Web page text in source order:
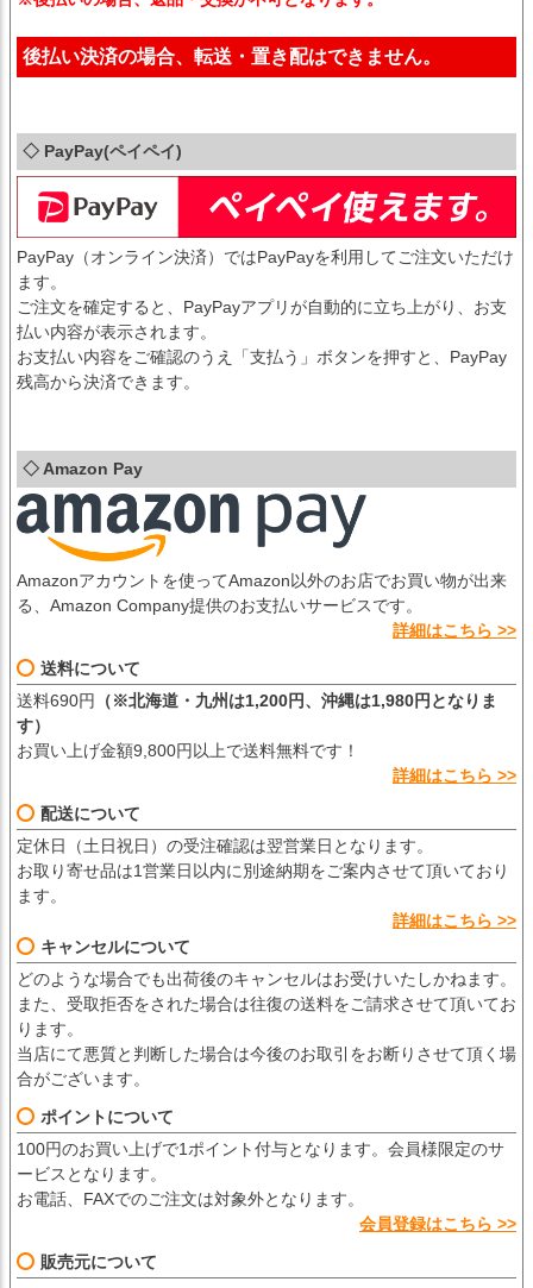
後払い決済の場合、転送・置き配はできません。
◇ PayPay(ペイペイ)
PayPay（オンライン決済）ではPayPayを利用してご注文いただけ
ます。
ご注文を確定すると、PayPayアプリが自動的に立ち上がり、お支
払い内容が表示されます。
お支払い内容をご確認のうえ「支払う」ボタンを押すと、PayPay
残高から決済できます。
◇ Amazon Pay
Amazonアカウントを使ってAmazon以外のお店でお買い物が出来
る、Amazon Company提供のお支払いサービスです。
詳細はこちら >>
送料について
送料690円
（※北海道・九州は1,200円、沖縄は1,980円となりま
す）
お買い上げ金額9,800円以上で送料無料です！
詳細はこちら >>
配送について
定休日（土日祝日）の受注確認は翌営業日となります。
お取り寄せ品は1営業日以内に別途納期をご案内させて頂いており
ます。
詳細はこちら >>
キャンセルについて
どのような場合でも出荷後のキャンセルはお受けいたしかねます。
また、受取拒否をされた場合は往復の送料をご請求させて頂いてお
ります。
当店にて悪質と判断した場合は今後のお取引をお断りさせて頂く場
合がございます。
ポイントについて
100円のお買い上げで1ポイント付与となります。会員様限定のサ
ービスとなります。
お電話、FAXでのご注文は対象外となります。
会員登録はこちら >>
販売元について